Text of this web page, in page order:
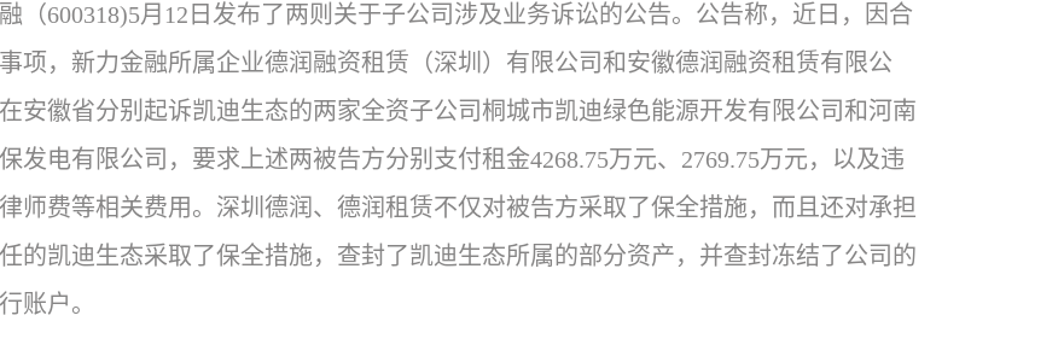
（600318)5月12日发布了两则关于子公司涉及业务诉讼的公告。公告称，近日，因合
项，新力金融所属企业德润融资租赁（深圳）有限公司和安徽德润融资租赁有限公
安徽省分别起诉凯迪生态的两家全资子公司桐城市凯迪绿色能源开发有限公司和河南
发电有限公司，要求上述两被告方分别支付租金4268.75万元、2769.75万元，以及违
师费等相关费用。深圳德润、德润租赁不仅对被告方采取了保全措施，而且还对承担
的凯迪生态采取了保全措施，查封了凯迪生态所属的部分资产，并查封冻结了公司的
账户。